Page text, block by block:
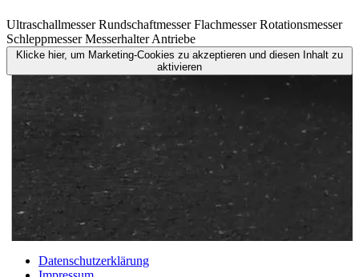
UltraschallmesserRundschaftmesserFlachmesserRotationsmesser
SchleppmesserMesserhalterAntriebe
Klicke hier, um Marketing-Cookies zu akzeptieren und diesen Inhalt zu
aktivieren
Datenschutzerklärung